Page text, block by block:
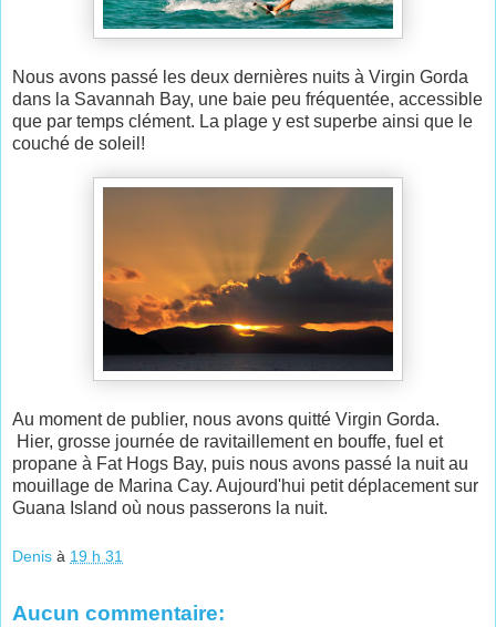
Nous avons passé les deux dernières nuits à Virgin Gorda
dans la Savannah Bay, une baie peu fréquentée, accessible
que par temps clément. La plage y est superbe ainsi que le
couché de soleil!
Au moment de publier, nous avons quitté Virgin Gorda.
Hier, grosse journée de ravitaillement en bouffe, fuel et
propane à Fat Hogs Bay, puis nous avons passé la nuit au
mouillage de Marina Cay. Aujourd'hui petit déplacement sur
Guana Island où nous passerons la nuit.
Denis à 19 h 31
Aucun commentaire: